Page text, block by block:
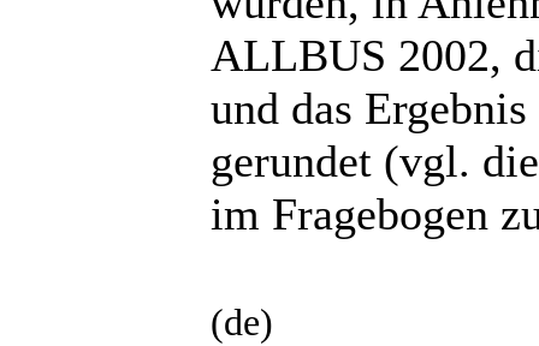
ALLBUS 2002,
und das
gerundet (vgl.
im Fragebogen
(de)